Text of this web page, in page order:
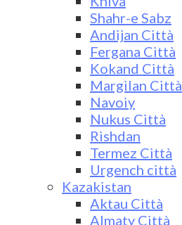
Shahr-e Sabz
Andijan Città
Fergana Città
Kokand Città
Margilan Città
Navoiy
Nukus Città
Rishdan
Termez Città
Urgench città
Kazakistan
Aktau Città
Almaty Città